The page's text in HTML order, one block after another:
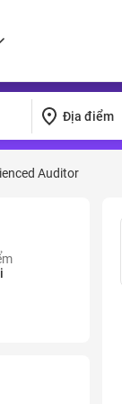
Địa điểm
Auditor